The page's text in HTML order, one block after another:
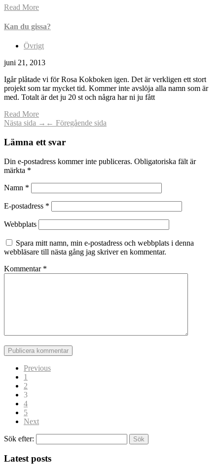
Read More
Kan du gissa?
Övrigt
juni 21, 2013
Igår plåtade vi för Rosa Kokboken igen. Det är verkligen ett stort
projekt som tar mycket tid. Kommer inte avslöja alla namn som är
med. Totalt är det ju 20 st och några har ni ju fått
Read More
Nästa sida → ← Föregående sida
Lämna ett svar
Din e-postadress kommer inte publiceras. Obligatoriska fält är
märkta *
Namn *
E-postadress *
Webbplats
Spara mitt namn, min e-postadress och webbplats i denna
webbläsare till nästa gång jag skriver en kommentar.
Kommentar *
Previous
1
2
3
4
5
Next
Sök efter:
Latest posts